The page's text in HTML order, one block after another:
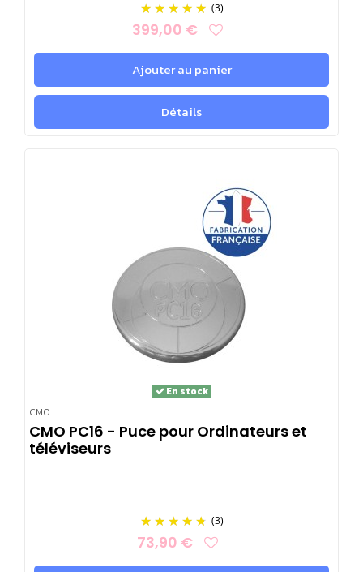
(3)
399,00 €
Ajouter au panier
Détails
CMO
En stock
CMO PC16 - Puce pour Ordinateurs et
téléviseurs
(3)
73,90 €